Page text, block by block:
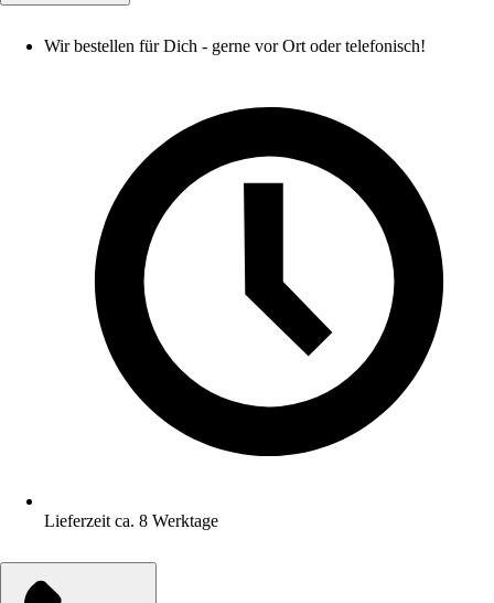
Wir bestellen für Dich - gerne vor Ort oder telefonisch!
Lieferzeit ca. 8 Werktage